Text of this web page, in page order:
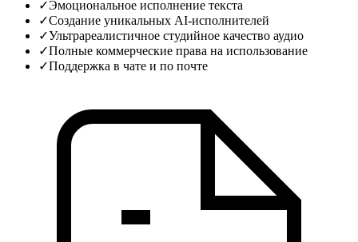
✓Эмоциональное исполнение текста
✓Создание уникальных AI‑исполнителей
✓Ультрареалистичное студийное качество аудио
✓Полные коммерческие права на использование
✓Поддержка в чате и по почте